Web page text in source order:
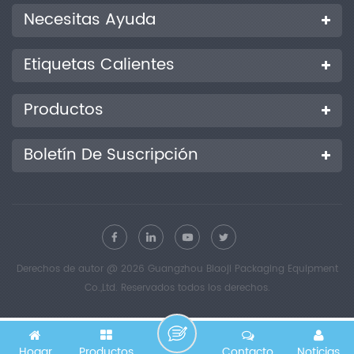
Necesitas Ayuda
Etiquetas Calientes
Productos
Boletín De Suscripción
Derechos de autor @ 2026 Guangzhou Biaoji Packaging Equipment
Co.,Ltd. Reservados todos los derechos.